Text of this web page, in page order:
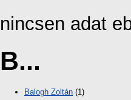
nincsen adat
B...
Balogh Zoltán (1)